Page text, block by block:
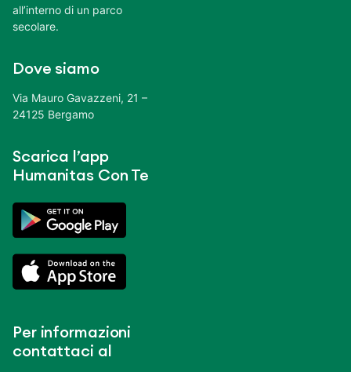
all’interno di un parco
secolare.
Dove siamo
Via Mauro Gavazzeni, 21 –
24125 Bergamo
Scarica l’app
Humanitas Con Te
Per informazioni
contattaci al